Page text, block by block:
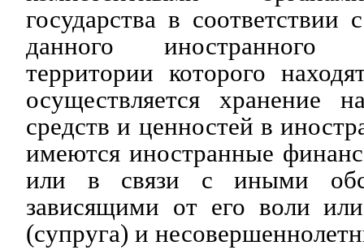
государства в соответствии
данного иностранного
территории которого
осуществляется хранение
средств и ценностей в
имеются иностранные
или в связи с иными
зависящими от его воли
(супруга) и